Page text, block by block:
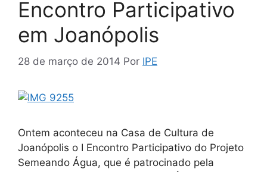
Encontro Participativo
em Joanópolis
28 de março de 2014 Por IPE
Ontem aconteceu na Casa de Cultura de
Joanópolis o I Encontro Participativo do Projeto
Semeando Água, que é patrocinado pela